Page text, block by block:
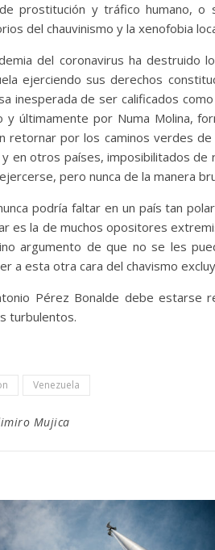
prostitución y tráfico humano, o
del chauvinismo y la xenofobia
del coronavirus ha destruido
ejerciendo sus derechos
inesperada de ser calificados
y últimamente por Numa Molina,
retornar por los caminos verdes
y en otros países, imposibilitados de
pero nunca de la manera
podría faltar en un país tan
es la de muchos opositores
argumento de que no se les
a esta otra cara del chavismo
Pérez Bonalde debe estarse
turbulentos.
Venezuela
Mujica